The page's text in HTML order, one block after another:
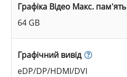
Графіка Відео Макс. пам’ять
64 GB
Графічний вивід
eDP/DP/HDMI/DVI